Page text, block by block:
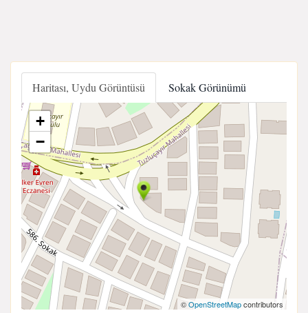
Haritası, Uydu Görüntüsü Sokak Görünümü
+
−
©OpenStreetMapcontributors